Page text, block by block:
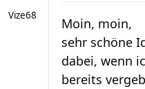
Vize68
Moin, moin,
sehr schöne
dabei, wenn
bereits